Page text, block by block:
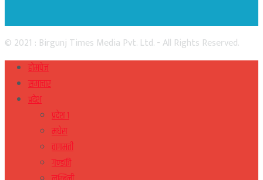
© 2021 : Birgunj Times Media Pvt. Ltd. - All Rights Reserved.
होमपेज
समाचार
प्रदेश
प्रदेश १
मधेस
वागमती
गण्डकी